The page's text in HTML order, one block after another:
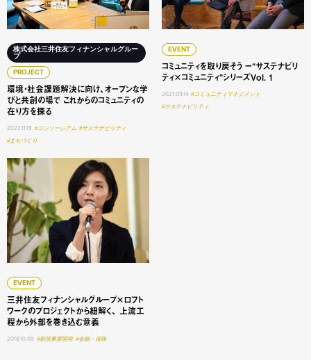
株式会社三井住友フィナンシャルグルー
プ
PROJECT
環境・社会課題解決に向け、オープンな学
びと共創の場で これからのコミュニティの
在り方を探る
2022.11.19 #コンソーシアム #サステナビリティ
#まちづくり
EVENT
コミュニティを取り戻そう ー“サステナビリ
ティ×コミュニティ”シリーズVol. 1
2021.09.14 #コミュニティマネジメント
#サステナビリティ
EVENT
三井住友フィナンシャルグループ×ロフト
ワークのプロジェクトから紐解く、 上流工
程から外部を巻き込む意義
2018.10.09 #新規事業開発 #金融・保険
三井住友フィナンシャルグループ×ロフトワークのプロジェ